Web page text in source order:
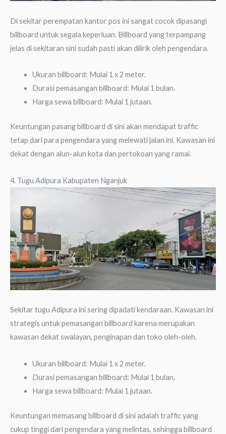
Di sekitar perempatan kantor pos ini sangat cocok dipasangi
billboard untuk segala keperluan. Billboard yang terpampang
jelas di sekitaran sini sudah pasti akan dilirik oleh pengendara.
Ukuran billboard: Mulai 1 x 2 meter.
Durasi pemasangan billboard: Mulai 1 bulan.
Harga sewa billboard: Mulai 1 jutaan.
Keuntungan pasang billboard di sini akan mendapat traffic
tetap dari para pengendara yang melewati jalan ini. Kawasan ini
dekat dengan alun-alun kota dan pertokoan yang ramai.
4. Tugu Adipura Kabupaten Nganjuk
Sekitar tugu Adipura ini sering dipadati kendaraan. Kawasan ini
strategis untuk pemasangan billboard karena merupakan
kawasan dekat swalayan, penginapan dan toko oleh-oleh.
Ukuran billboard: Mulai 1 x 2 meter.
Durasi pemasangan billboard: Mulai 1 bulan.
Harga sewa billboard: Mulai 1 jutaan.
Keuntungan memasang billboard di sini adalah traffic yang
cukup tinggi dari pengendara yang melintas, sehingga billboard